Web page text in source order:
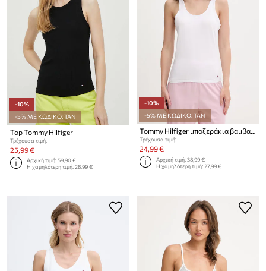
-10%
-5% ΜΕ ΚΩΔΙΚΟ: TAN
Top Tommy Hilfiger
Τρέχουσα τιμή:
25,99 €
Αρχική τιμή:59,90 €
Η χαμηλότερη τιμή:28,99 €
-10%
-5% ΜΕ ΚΩΔΙΚΟ: TAN
Tommy Hilfiger μποξεράκια βαμβακερά με ελαστάν 2-pack
Τρέχουσα τιμή:
24,99 €
Αρχική τιμή:38,99 €
Η χαμηλότερη τιμή:27,99 €